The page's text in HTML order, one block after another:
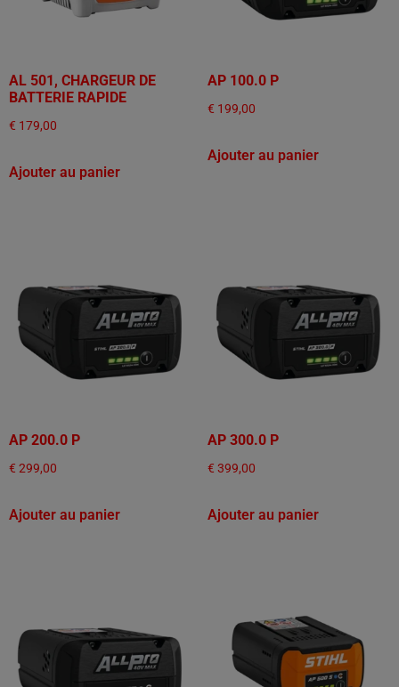
AL 501, CHARGEUR DE
BATTERIE RAPIDE
€ 179,00
Ajouter au panier
AP 100.0 P
€ 199,00
Ajouter au panier
AP 200.0 P
€ 299,00
Ajouter au panier
AP 300.0 P
€ 399,00
Ajouter au panier